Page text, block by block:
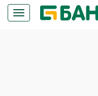
Кнопка
меню